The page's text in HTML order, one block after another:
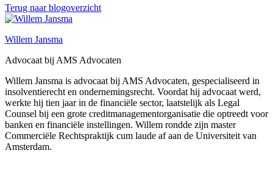
Terug naar blogoverzicht
Willem Jansma
Advocaat bij AMS Advocaten
Willem Jansma is advocaat bij AMS Advocaten, gespecialiseerd in
insolventierecht en ondernemingsrecht. Voordat hij advocaat werd,
werkte hij tien jaar in de financiële sector, laatstelijk als Legal
Counsel bij een grote creditmanagementorganisatie die optreedt voor
banken en financiële instellingen. Willem rondde zijn master
Commerciële Rechtspraktijk cum laude af aan de Universiteit van
Amsterdam.